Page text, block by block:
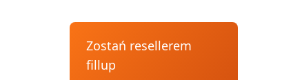
Zostań resellerem
fillup